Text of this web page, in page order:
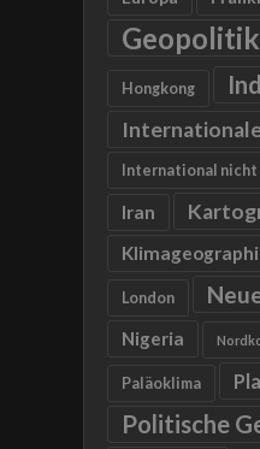
Geopolitik
Hongkong
International nicht
Iran
London
Nigeria
Paläoklima
Politische